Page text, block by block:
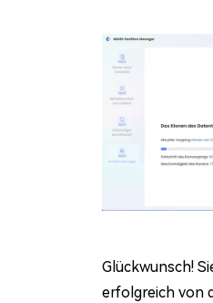
Glückwunsch!
erfolgreich von